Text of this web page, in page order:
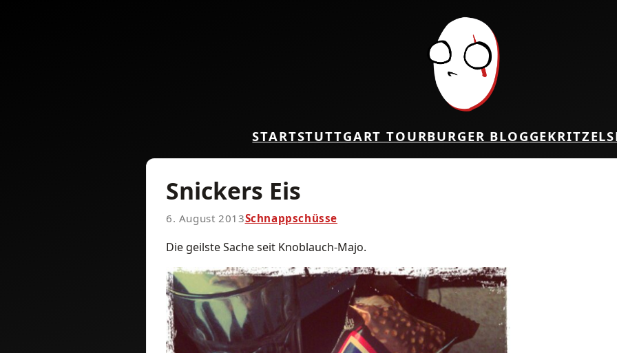
STARTSTUTTGART TOURBURGER BLOGGEKRITZEL
Snickers Eis
6. August 2013Schnappschüsse
Die geilste Sache seit Knoblauch-Majo.